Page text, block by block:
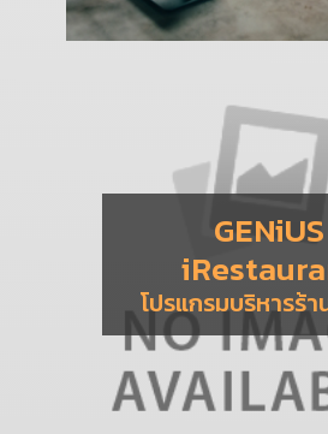
GENiUS
โปรแกรมบริหารร้